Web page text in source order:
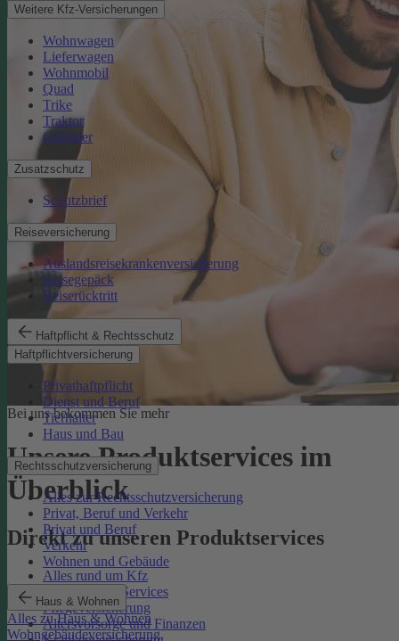
Weitere Kfz-Versicherungen
Wohnwagen
Lieferwagen
Wohnmobil
Quad
Trike
Traktor
Oldtimer
Zusatzschutz
Schutzbrief
Reiseversicherung
Auslandsreisekrankenversicherung
Reisegepäck
Reiserücktritt
Haftpflicht & Rechtsschutz
Haftpflichtversicherung
Privathaftpflicht
Dienst und Beruf
Tierhalter
Haus und Bau
Rechtsschutzversicherung
Alles zur Rechtsschutzversicherung
Privat, Beruf und Verkehr
Privat und Beruf
Verkehr
Wohnen und Gebäude
Haus & Wohnen
Alles zu Haus & Wohnen
Wohngebäudeversicherung
Bei uns bekommen Sie mehr
Unsere Produktservices im
Überblick
Direkt zu unseren Produktservices
Alles rund um Kfz
Rechtsschutz-Services
Pflegeversicherung
Altersvorsorge und Finanzen